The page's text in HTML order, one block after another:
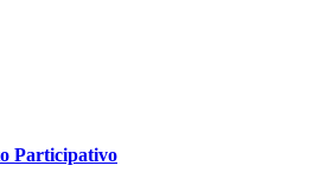
Participativo